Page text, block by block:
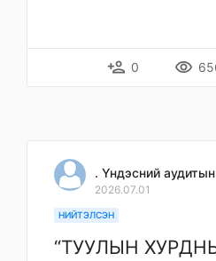
person_add 0 remove_red_eye
. Үндэсний аудитын
2026.07.01
НИЙТЭЛСЭН
“ТУУЛЫН